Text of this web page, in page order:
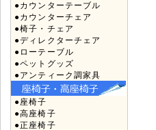
●カウンターテーブル
●カウンターチェア
●椅子・チェア
●ディレクターチェア
●ローテーブル
●ペットグッズ
●アンティーク調家具
●座椅子
●高座椅子
●正座椅子